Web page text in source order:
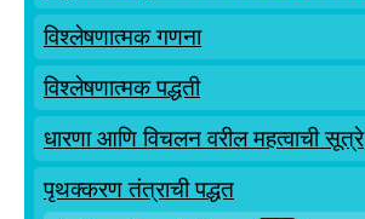
विश्लेषणात्मक गणना
विश्लेषणात्मक पद्धती
धारणा आणि विचलन वरील महत्वाची सूत्रे
पृथक्करण तंत्राची पद्धत